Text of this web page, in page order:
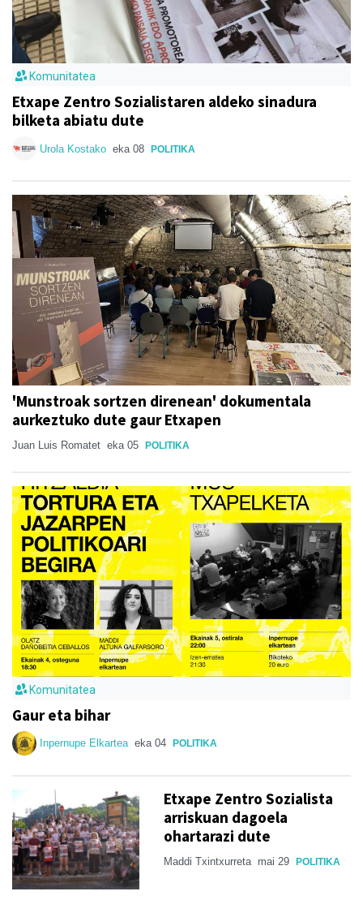
Komunitatea
Etxape Zentro Sozialistaren aldeko sinadura
bilketa abiatu dute
Urola Kostako eka 08 POLITIKA
'Munstroak sortzen direnean' dokumentala
aurkeztuko dute gaur Etxapen
Juan Luis Romatet eka 05 POLITIKA
Komunitatea
Gaur eta bihar
Inpernupe Elkartea eka 04 POLITIKA
Etxape Zentro Sozialista
arriskuan dagoela
ohartarazi dute
Maddi Txintxurreta mai 29 POLITIKA